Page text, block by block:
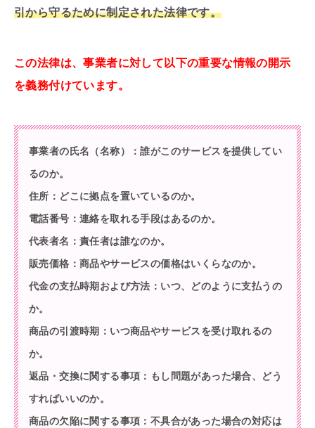
引から守るために制定された法律です。
この法律は、事業者に対して以下の重要な情報の開示
を義務付けています。
事業者の氏名（名称）：誰がこのサービスを提供してい
るのか。
住所：どこに拠点を置いているのか。
電話番号：連絡を取れる手段はあるのか。
代表者名：責任者は誰なのか。
販売価格：商品やサービスの価格はいくらなのか。
代金の支払時期および方法：いつ、どのように支払うの
か。
商品の引渡時期：いつ商品やサービスを受け取れるの
か。
返品・交換に関する事項：もし問題があった場合、どう
すればいいのか。
商品の欠陥に関する事項：不具合があった場合の対応は